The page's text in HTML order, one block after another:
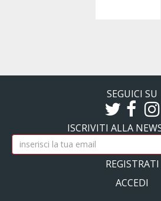
SEGUICI SU
ISCRIVITI ALLA
REGISTRATI
ACCEDI